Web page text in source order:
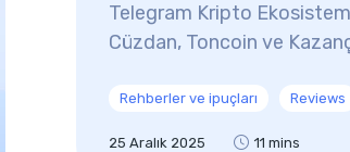
Telegram Kripto
Cüzdan, Toncoin ve
Rehberler ve ipuçları Reviews
25 Aralık 2025 11 mins